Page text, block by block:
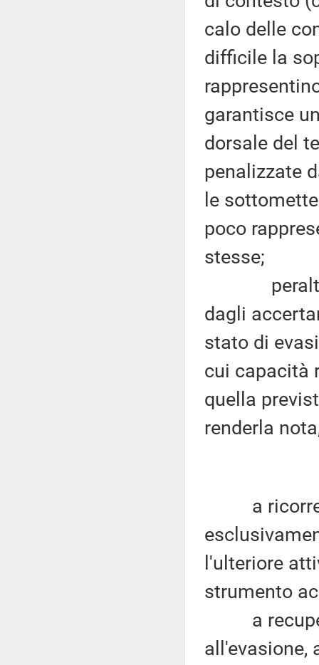
calo delle
difficile la
garantisce
dorsale del
penalizzate
le
poco
stesse;
peraltro,
dagli
stato di
cui capacità
quella
renderla
a
l'ulteriore
strumento
a
all'evasione,